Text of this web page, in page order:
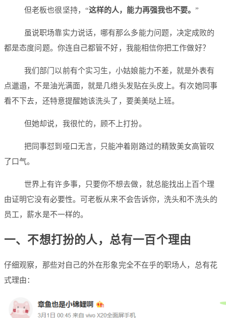
但老板也很坚持，“这样的人，能力再强我也不要。”
虽说职场靠实力说话，哪有那么多能力问题，决定成败的
都是态度问题。你连自己都管不好，我能相信你把工作做好？
我们部门以前有个实习生，小姑娘能力不差，就是外表有
点邋遢，不是油光满面，就是几绺头发贴在头皮上。有次她同事
看不下去，还特意提醒她该洗头了，要美美哒上班。
但她却说，我很忙的，顾不上打扮。
把同事怼到哑口无言，只能冲着刚路过的精致美女高管叹
了口气。
世界上有许多事，只要你不想去做，就总能找出上百个理
由证明它没有必要性。可老板从来不会告诉你，洗头和不洗头的
员工，薪水是不一样的。
一、不想打扮的人，总有一百个理由
仔细观察，那些对自己的外在形象完全不在乎的职场人，总有花
式理由：